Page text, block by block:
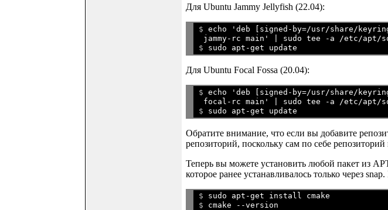
Для Ubuntu Jammy Jellyfish (22.04):
$ echo 'deb [signed-by=/usr/share/
jammy-rc main' | sudo tee -a /etc/
$
Для Ubuntu Focal Fossa (20.04):
$ echo 'deb [signed-by=/usr/share/
focal-rc main' | sudo tee -a /etc/apt/
$
Обратите внимание, что если вы добавите
репозиторий, поскольку сам по себе
Теперь вы можете установить любой пакет из
которое ранее устанавливалось только через
$ sudo apt-get install cmake
$ cmake --version